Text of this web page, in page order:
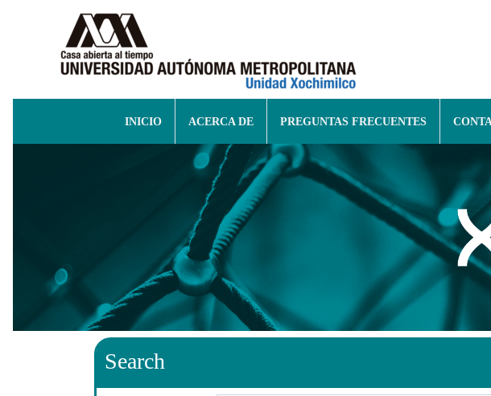
INICIO ACERCA DE PREGUNTAS FRECUENTES
Search